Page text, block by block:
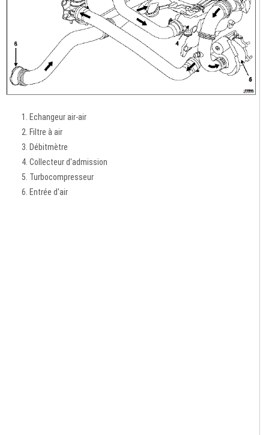
Echangeur air-air
Filtre à air
Débitmètre
Collecteur d'admission
Turbocompresseur
Entrée d'air